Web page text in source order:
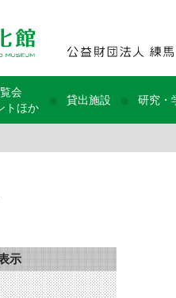
会
トほか
貸出施設 研究・
示